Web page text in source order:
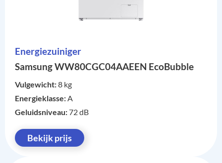
Energiezuiniger
Samsung WW80CGC04AAEEN EcoBubble
Vulgewicht:8 kg
Energieklasse:A
Geluidsniveau: 72 dB
Bekijk prijs